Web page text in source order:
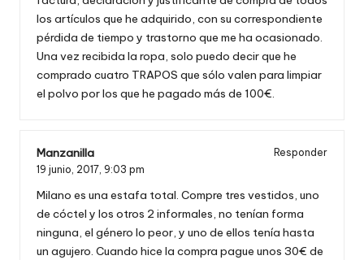
los artículos que he adquirido, con su correspondiente
pérdida de tiempo y trastorno que me ha ocasionado.
Una vez recibida la ropa, solo puedo decir que he
comprado cuatro TRAPOS que sólo valen para limpiar
el polvo por los que he pagado más de 100€.
Manzanilla
Responder
19 junio, 2017, 9:03 pm
Milano es una estafa total. Compre tres vestidos, uno
de cóctel y los otros 2 informales, no tenían forma
ninguna, el género lo peor, y uno de ellos tenía hasta
un agujero. Cuando hice la compra pague unos 30€ de